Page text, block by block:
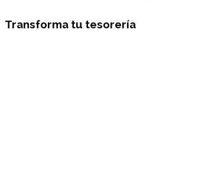
Transforma tu tesorería